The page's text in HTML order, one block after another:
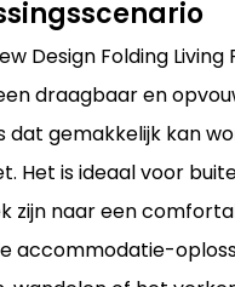
Design Folding
draagbaar en
dat gemakkelijk kan
Het is ideaal voor
zijn naar een
accommodatie-